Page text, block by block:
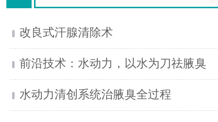
改良式汗腺清除术
前沿技术：水动力，以水为刀祛腋臭
水动力清创系统治腋臭全过程